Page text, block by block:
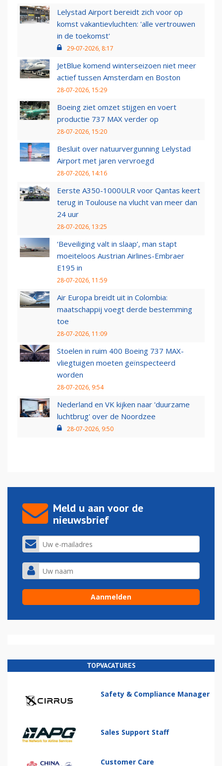
Lelystad Airport bereidt zich voor op
komst vakantievluchten: 'alle vertrouwen
in de toekomst'
29-07-2026, 8:17
JetBlue komend winterseizoen niet meer
actief tussen Amsterdam en Boston
28-07-2026, 15:29
Boeing ziet omzet stijgen en voert
productie 737 MAX verder op
28-07-2026, 15:20
Besluit over natuurvergunning Lelystad
Airport met jaren vervroegd
28-07-2026, 14:16
Eerste A350-1000ULR voor Qantas keert
terug in Toulouse na vlucht van meer dan
24 uur
28-07-2026, 13:25
‘Beveiliging valt in slaap’, man stapt
moeiteloos Austrian Airlines-Embraer
E195 in
28-07-2026, 11:59
Air Europa breidt uit in Colombia:
maatschappij voegt derde bestemming
toe
28-07-2026, 11:09
Stoelen in ruim 400 Boeing 737 MAX-
vliegtuigen moeten geïnspecteerd
worden
28-07-2026, 9:54
Nederland en VK kijken naar 'duurzame
luchtbrug' over de Noordzee
28-07-2026, 9:50
Meld u aan voor de
nieuwsbrief
TOPVACATURES
Safety & Compliance Manager
Sales Support Staff
Customer Care